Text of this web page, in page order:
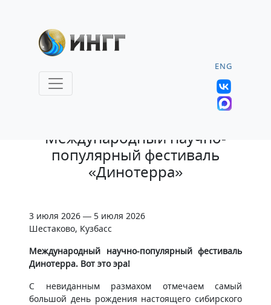
ENG
Международный научно-
популярный фестиваль
«Динотерра»
3 июля 2026 — 5 июля 2026
Шестаково, Кузбасс
Международный научно-популярный фестиваль
Динотерра. Вот это эра!
С невиданным размахом отмечаем самый
большой день рождения настоящего сибирского